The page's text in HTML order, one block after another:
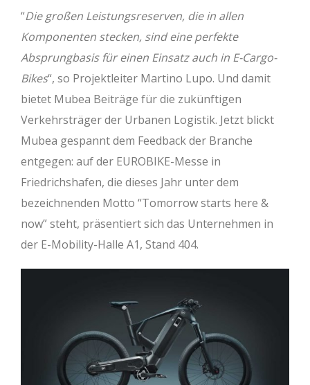
“Die großen Leistungsreserven, die in allen
Komponenten stecken, sind eine perfekte
Absprungbasis für einen Einsatz auch in E-Cargo-
Bikes“, so Projektleiter Martino Lupo. Und damit
bietet Mubea Beiträge für die zukünftigen
Verkehrsträger der Urbanen Logistik. Jetzt blickt
Mubea gespannt dem Feedback der Branche
entgegen: auf der EUROBIKE-Messe in
Friedrichshafen, die dieses Jahr unter dem
bezeichnenden Motto “Tomorrow starts here &
now” steht, präsentiert sich das Unternehmen in
der E-Mobility-Halle A1, Stand 404.